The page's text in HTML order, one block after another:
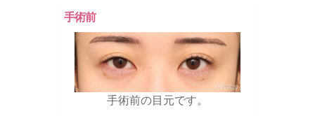
手術前
手術前の目元です。